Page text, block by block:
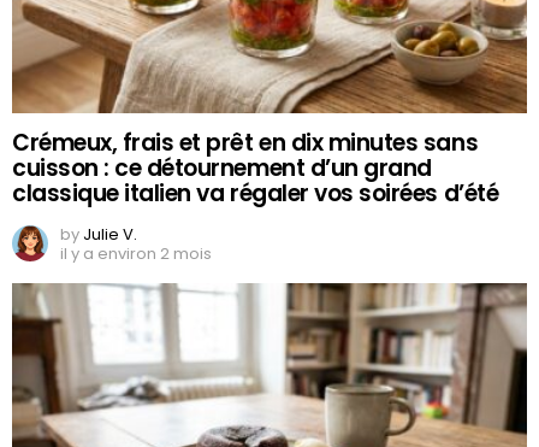
Crémeux, frais et prêt en dix minutes sans
cuisson : ce détournement d’un grand
classique italien va régaler vos soirées d’été
by Julie V.
il y a environ 2 mois